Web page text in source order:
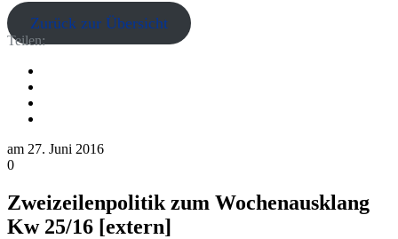
Zurück zur Übersicht
Teilen:
am 27. Juni 2016
0
Zweizeilenpolitik zum Wochenausklang
Kw 25/16 [extern]